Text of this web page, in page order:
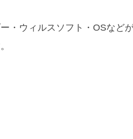
・ウィルスソフト・OSな